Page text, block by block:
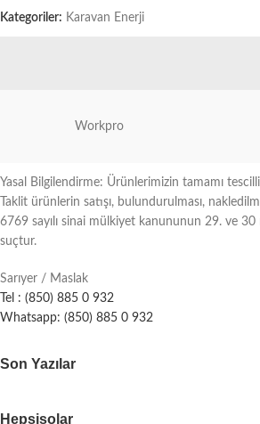
Kategoriler: Karavan Enerji
Workpro
Yasal Bilgilendirme: Ürünlerimizin tamamı
Taklit ürünlerin satışı, bulundurulması,
6769 sayılı sinai mülkiyet kanununun 29. ve 30
suçtur.
Sarıyer / Maslak
Tel : (850) 885 0 932
Whatsapp: (850) 885 0 932
Son Yazılar
Hepsisolar